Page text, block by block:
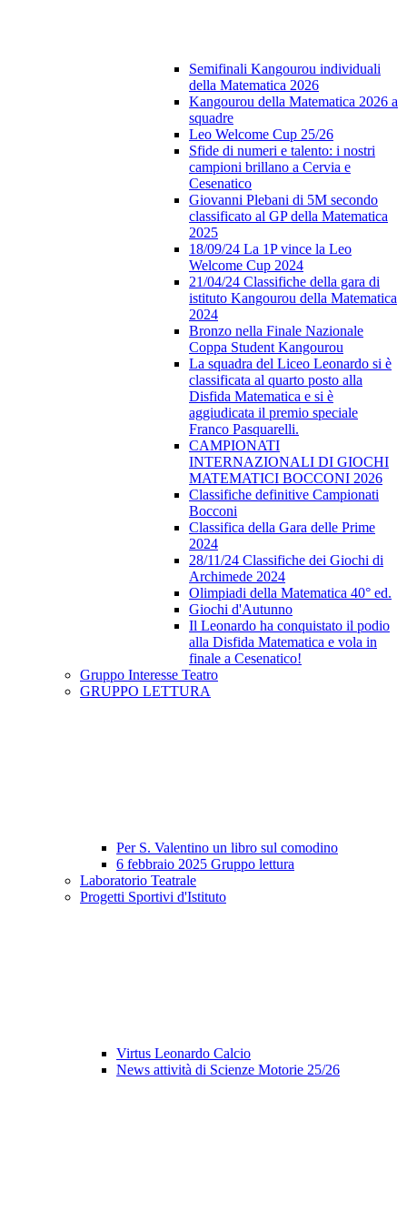
Semifinali Kangourou individuali
della Matematica 2026
Kangourou della Matematica 2026 a
squadre
Leo Welcome Cup 25/26
Sfide di numeri e talento: i nostri
campioni brillano a Cervia e
Cesenatico
Giovanni Plebani di 5M secondo
classificato al GP della Matematica
2025
18/09/24 La 1P vince la Leo
Welcome Cup 2024
21/04/24 Classifiche della gara di
istituto Kangourou della Matematica
2024
Bronzo nella Finale Nazionale
Coppa Student Kangourou
La squadra del Liceo Leonardo si è
classificata al quarto posto alla
Disfida Matematica e si è
aggiudicata il premio speciale
Franco Pasquarelli.
CAMPIONATI
INTERNAZIONALI DI GIOCHI
MATEMATICI BOCCONI 2026
Classifiche definitive Campionati
Bocconi
Classifica della Gara delle Prime
2024
28/11/24 Classifiche dei Giochi di
Archimede 2024
Olimpiadi della Matematica 40° ed.
Giochi d'Autunno
Il Leonardo ha conquistato il podio
alla Disfida Matematica e vola in
finale a Cesenatico!
Gruppo Interesse Teatro
GRUPPO LETTURA
Per S. Valentino un libro sul comodino
6 febbraio 2025 Gruppo lettura
Laboratorio Teatrale
Progetti Sportivi d'Istituto
Virtus Leonardo Calcio
News attività di Scienze Motorie 25/26